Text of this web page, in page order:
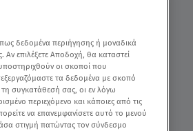
δεδομένα περιήγησης ή μοναδικά
επιλέξετε Αποδοχή, θα καταστεί
οι σκοποί που
τα δεδομένα με σκοπό
συγκατάθεσή σας, οι εν λόγω
περιεχόμενο και κάποιες από τις
να επανεμφανίσετε αυτό το μενού
στιγμή πατώντας τον σύνδεσμο